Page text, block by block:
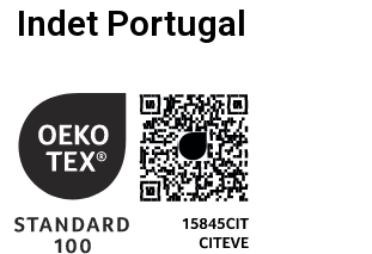
Indet Portugal